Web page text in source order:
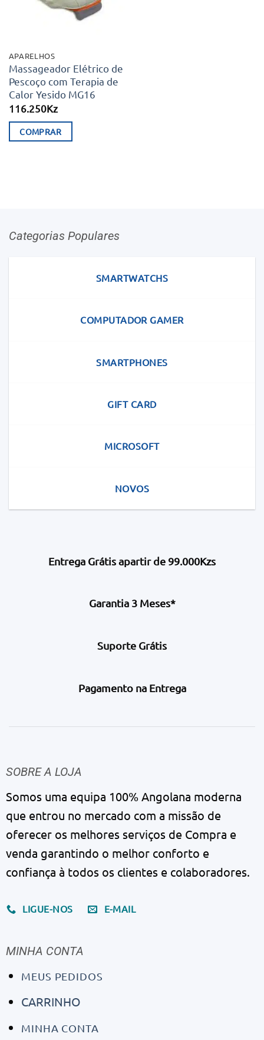
APARELHOS
Massageador Elétrico de
Pescoço com Terapia de
Calor Yesido MG16
116.250Kz
COMPRAR
Categorias Populares
SMARTWATCHS
COMPUTADOR GAMER
SMARTPHONES
GIFT CARD
MICROSOFT
NOVOS
Entrega Grátis apartir de 99.000Kzs
Garantia 3 Meses*
Suporte Grátis
Pagamento na Entrega
SOBRE A LOJA
Somos uma equipa 100% Angolana moderna
que entrou no mercado com a missão de
oferecer os melhores serviços de Compra e
venda garantindo o melhor conforto e
confiança à todos os clientes e colaboradores.
LIGUE-NOS E-MAIL
MINHA CONTA
MEUS PEDIDOS
CARRINHO
MINHA CONTA